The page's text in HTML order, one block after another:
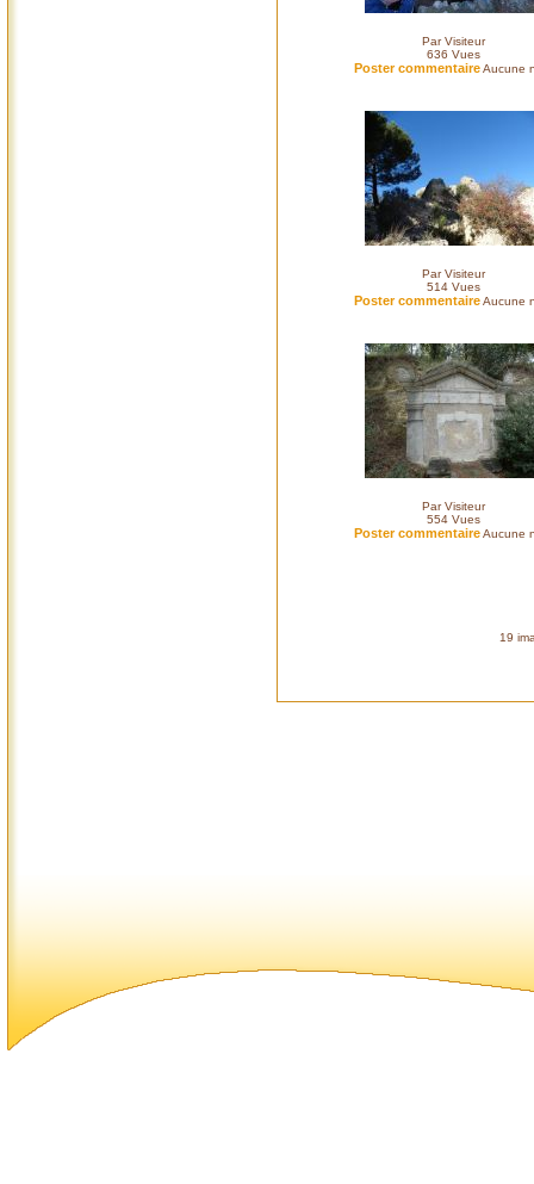
Par Visiteur
636 Vues
Poster commentaireAucune
Par Visiteur
514 Vues
Poster commentaireAucune
Par Visiteur
554 Vues
Poster commentaireAucune
19